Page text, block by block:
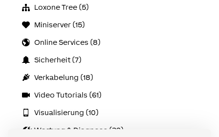
Loxone Tree (5)
Miniserver (15)
Online Services (8)
Sicherheit (7)
Verkabelung (18)
Video Tutorials (61)
Visualisierung (10)
Wartung & Diagnose (32)